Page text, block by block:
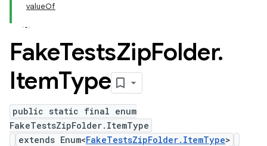
valueOf
FakeTestsZipFolder.
ItemType
public static final enum
FakeTestsZipFolder.ItemType
extends Enum<FakeTestsZipFolder.ItemType>